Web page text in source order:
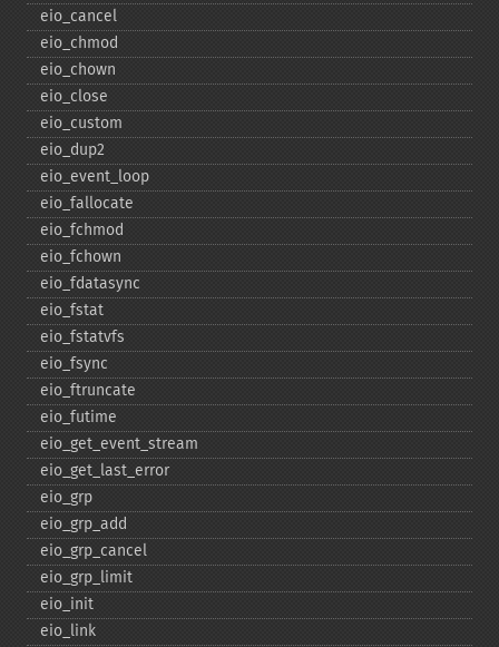
eio_​cancel
eio_​chmod
eio_​chown
eio_​close
eio_​custom
eio_​dup2
eio_​event_​loop
eio_​fallocate
eio_​fchmod
eio_​fchown
eio_​fdatasync
eio_​fstat
eio_​fstatvfs
eio_​fsync
eio_​ftruncate
eio_​futime
eio_​get_​event_​stream
eio_​get_​last_​error
eio_​grp
eio_​grp_​add
eio_​grp_​cancel
eio_​grp_​limit
eio_​init
eio_​link